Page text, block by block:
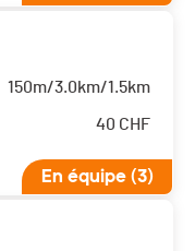
150m/3.0km/1.5km
40 CHF
En équipe (3)